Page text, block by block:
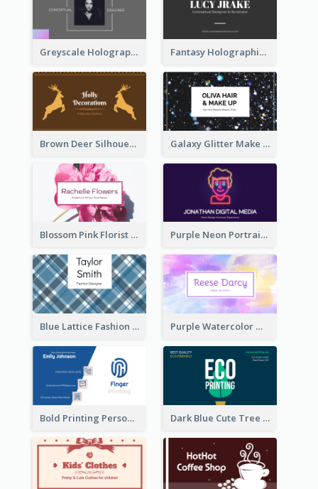
Greyscale Holographic Minimal Business Card Design Template Fantasy Holographic Business Card Ideas For Cool Designer
Brown Deer Silhouette Christmas Decorations Business Card Galaxy Glitter Make Up Store Business Card
Blossom Pink Florist Company Business Card Purple Neon Portrait Digital Media Business Card
Blue Lattice Fashion Designer Business Card Purple Watercolor Makeup Artist Business Card
Bold Printing Personal Business Card Design Dark Blue Cute Tree Illustration Printing Business Card Designs